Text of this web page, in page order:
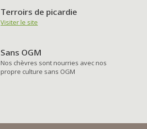
Terroirs de picardie
Visiter le site
Sans OGM
Nos chèvres sont nourries avec nos
propre culture sans OGM